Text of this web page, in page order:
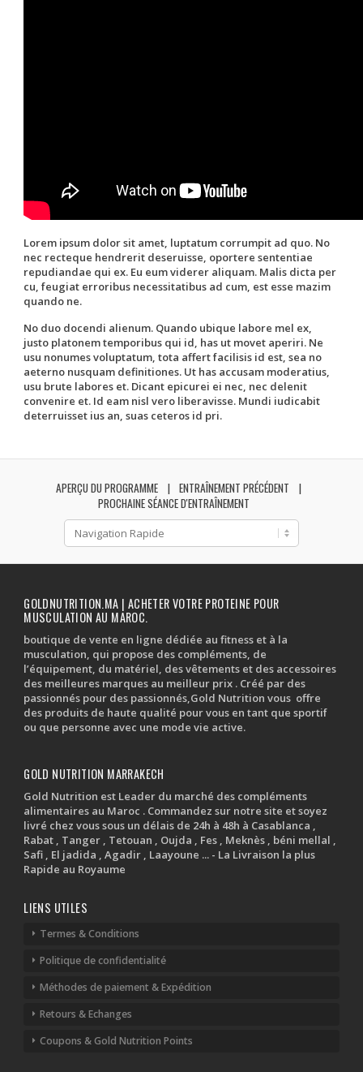
Lorem ipsum dolor sit amet, luptatum corrumpit ad quo. No
nec recteque hendrerit deseruisse, oportere sententiae
repudiandae qui ex. Eu eum viderer aliquam. Malis dicta per
cu, feugiat erroribus necessitatibus ad cum, est esse mazim
quando ne.
No duo docendi alienum. Quando ubique labore mel ex,
justo platonem temporibus qui id, has ut movet aperiri. Ne
usu nonumes voluptatum, tota affert facilisis id est, sea no
aeterno nusquam definitiones. Ut has accusam moderatius,
usu brute labores et. Dicant epicurei ei nec, nec delenit
convenire et. Id eam nisl vero liberavisse. Mundi iudicabit
deterruisset ius an, suas ceteros id pri.
APERÇU DU PROGRAMME
ENTRAÎNEMENT PRÉCÉDENT
PROCHAINE SÉANCE D'ENTRAÎNEMENT
GOLDNUTRITION.MA | ACHETER VOTRE PROTEINE POUR
MUSCULATION AU MAROC.
boutique de vente en ligne dédiée au fitness et à la
musculation, qui propose des compléments, de
l’équipement, du matériel, des vêtements et des accessoires
des meilleures marques au meilleur prix . Créé par des
passionnés pour des passionnés,Gold Nutrition vous offre
des produits de haute qualité pour vous en tant que sportif
ou que personne avec une mode vie active.
GOLD NUTRITION MARRAKECH
Gold Nutrition est Leader du marché des compléments
alimentaires au Maroc . Commandez sur notre site et soyez
livré chez vous sous un délais de 24h à 48h à Casablanca ,
Rabat , Tanger , Tetouan , Oujda , Fes , Meknès , béni mellal ,
Safi , El jadida , Agadir , Laayoune ... - La Livraison la plus
Rapide au Royaume
LIENS UTILES
Termes & Conditions
Politique de confidentialité
Méthodes de paiement & Expédition
Retours & Echanges
Coupons & Gold Nutrition Points